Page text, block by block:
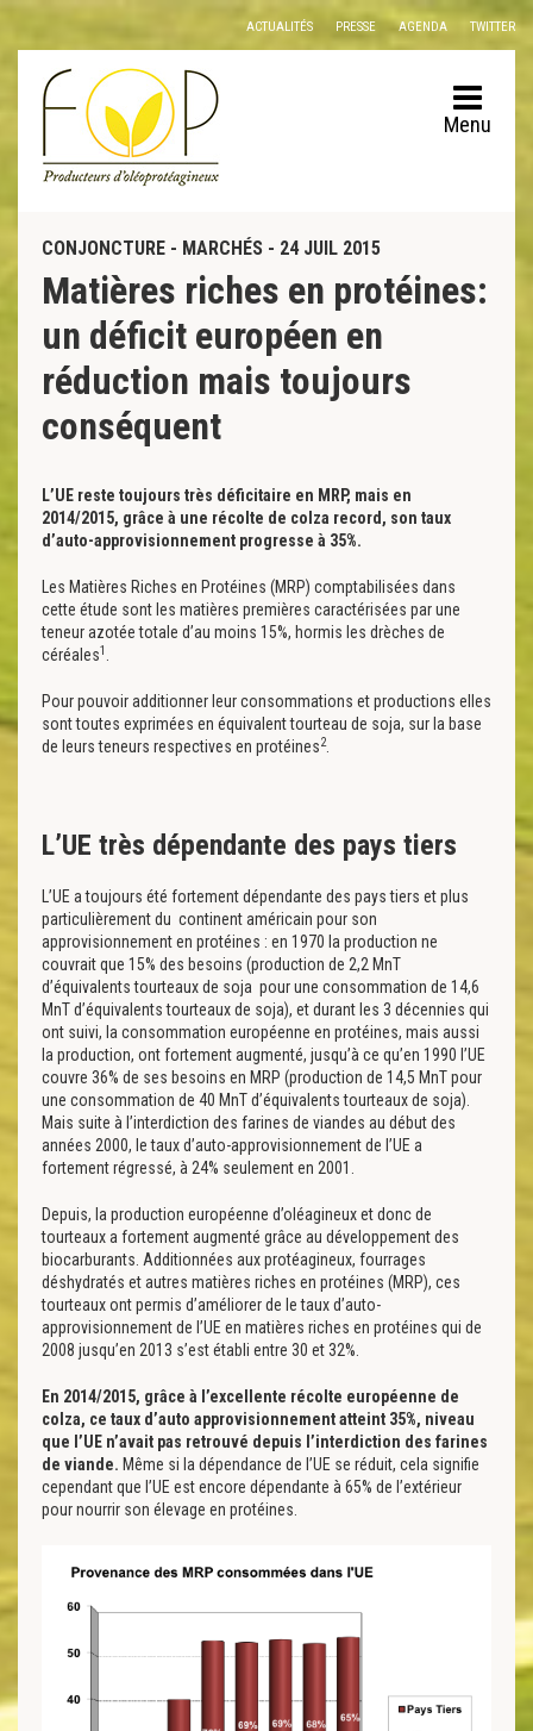
Panneau de gestion des cookies
ACTUALITÉS PRESSE AGENDA TWITTER
Menu
CONJONCTURE - MARCHÉS - 24 JUIL 2015
Matières riches en protéines:
un déficit européen en
réduction mais toujours
conséquent
L’UE reste toujours très déficitaire en MRP, mais en
2014/2015, grâce à une récolte de colza record, son taux
d’auto-approvisionnement progresse à 35%.
Les Matières Riches en Protéines (MRP) comptabilisées dans
cette étude sont les matières premières caractérisées par une
teneur azotée totale d’au moins 15%, hormis les drèches de
céréales1
Pour pouvoir additionner leur consommations et productions elles
sont toutes exprimées en équivalent tourteau de soja, sur la base
de leurs teneurs respectives en protéines2.
L’UE très dépendante des pays tiers
L’UE a toujours été fortement dépendante des pays tiers et plus
particulièrement du continent américain pour son
approvisionnement en protéines : en 1970 la production ne
couvrait que 15% des besoins (production de 2,2 MnT
d’équivalents tourteaux de soja pour une consommation de 14,6
MnT d’équivalents tourteaux de soja), et durant les 3 décennies qui
ont suivi, la consommation européenne en protéines, mais aussi
la production, ont fortement augmenté, jusqu’à ce qu’en 1990 l’UE
couvre 36% de ses besoins en MRP (production de 14,5 MnT pour
une consommation de 40 MnT d’équivalents tourteaux de soja).
Mais suite à l’interdiction des farines de viandes au début des
années 2000, le taux d’auto-approvisionnement de l’UE a
fortement régressé, à 24% seulement en 2001.
Depuis, la production européenne d’oléagineux et donc de
tourteaux a fortement augmenté grâce au développement des
biocarburants. Additionnées aux protéagineux, fourrages
déshydratés et autres matières riches en protéines (MRP), ces
tourteaux ont permis d’améliorer de le taux d’auto-
approvisionnement de l’UE en matières riches en protéines qui de
2008 jusqu’en 2013 s’est établi entre 30 et 32%.
En 2014/2015, grâce à l’excellente récolte européenne de
colza, ce taux d’auto approvisionnement atteint 35%, niveau
que l’UE n’avait pas retrouvé depuis l’interdiction des farines
de viande. Même si la dépendance de l’UE se réduit, cela signifie
cependant que l’UE est encore dépendante à 65% de l’extérieur
pour nourrir son élevage en protéines.